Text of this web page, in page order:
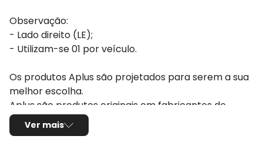
Observação:
- Lado direito (LE);
- Utilizam-se 01 por veículo.
Os produtos Aplus são projetados para serem a sua
melhor escolha.
Aplus são produtos originais em fabricantes de
veículos na Europa.
São ideais para aqueles consumidores que se
Ver mais